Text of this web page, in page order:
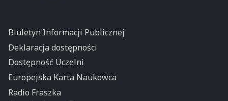
Biuletyn Informacji Publicznej
Deklaracja dostępności
Dostępność Uczelni
Europejska Karta Naukowca
Radio Fraszka